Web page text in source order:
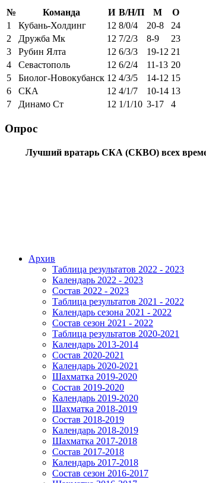
№ Команда И В/Н/П М
О
1
Кубань-Холдинг 12 8/0/4 20-8
24
2
Дружба Мк 12 7/2/3 8-9
23
3
Рубин Ялта 12 6/3/3 19-12 21
4
Севастополь 12 6/2/4 11-13 20
5
Биолог-Новокубанск 12 4/3/5 14-12 15
6
СКА 12 4/1/7 10-14 13
7
Динамо Ст 12 1/1/10 3-17 4
Опрос
Лучший вратарь СКА (СКВО) всех
Архив
Таблица результатов 2022 - 2023
Календарь 2022 - 2023
Состав 2022 - 2023
Таблица результатов 2021 - 2022
Календарь сезона 2021 - 2022
Состав сезон 2021 - 2022
Таблица результатов 2020-2021
Календарь 2013-2014
Состав 2020-2021
Календарь 2020-2021
Шахматка 2019-2020
Состав 2019-2020
Календарь 2019-2020
Шахматка 2018-2019
Состав 2018-2019
Календарь 2018-2019
Шахматка 2017-2018
Состав 2017-2018
Календарь 2017-2018
Состав сезон 2016-2017